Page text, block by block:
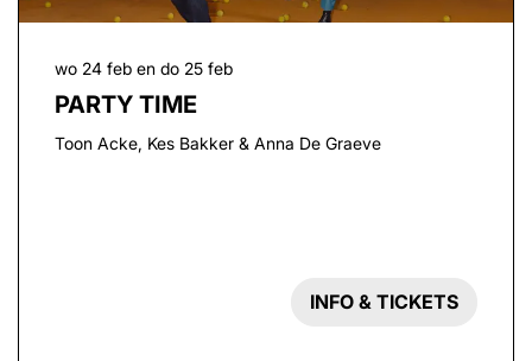
PARTY TIME
Toon Acke, Kes Bakker & Anna De Graeve
wo 24 feb en do 25 feb
INFO & TICKETS